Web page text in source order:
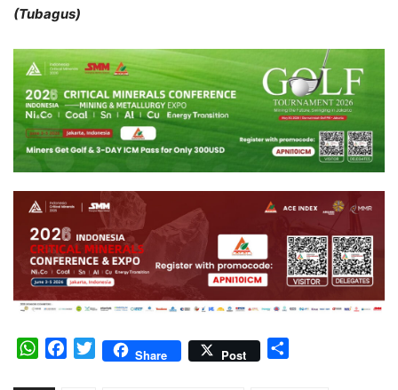
(Tubagus)
WhatsAppFacebook
TwitterShare Post